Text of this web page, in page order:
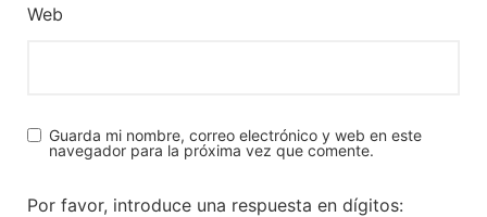
Web
Guarda mi nombre, correo electrónico y web en este
navegador para la próxima vez que comente.
Por favor, introduce una respuesta en dígitos: